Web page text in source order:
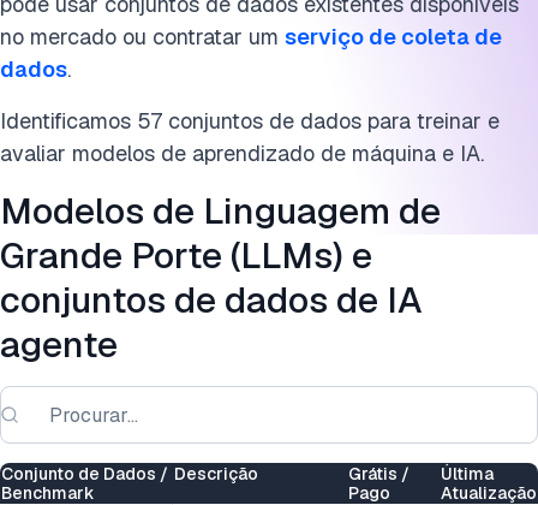
no mercado ou contratar um serviço de coleta de
dados.
Identificamos 57 conjuntos de dados para treinar e
avaliar modelos de aprendizado de máquina e IA.
Modelos de Linguagem de
Grande Porte (LLMs) e
conjuntos de dados de IA
agente
Conjunto de Dados /
Benchmark
Descrição
Grátis /
Pago
Última
Atualização
Conclusão
Cite esta pesquisa